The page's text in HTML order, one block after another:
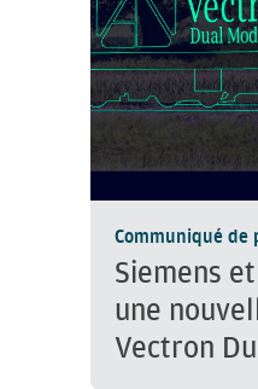
Communiqué de
Siemens
une
Vectron